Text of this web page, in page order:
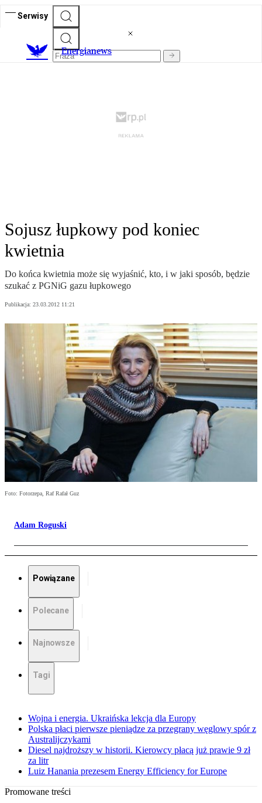
Serwisy
Energianews
Sojusz łupkowy pod koniec
kwietnia
Do końca kwietnia może się wyjaśnić, kto, i w jaki sposób, będzie
szukać z PGNiG gazu łupkowego
Publikacja: 23.03.2012 11:21
Foto: Fotorzepa, Raf Rafał Guz
Adam Roguski
Powiązane
Polecane
Najnowsze
Tagi
Wojna i energia. Ukraińska lekcja dla Europy
Polska płaci pierwsze pieniądze za przegrany węglowy spór z
Australijczykami
Diesel najdroższy w historii. Kierowcy płacą już prawie 9 zł
za litr
Luiz Hanania prezesem Energy Efficiency for Europe
Promowane treści